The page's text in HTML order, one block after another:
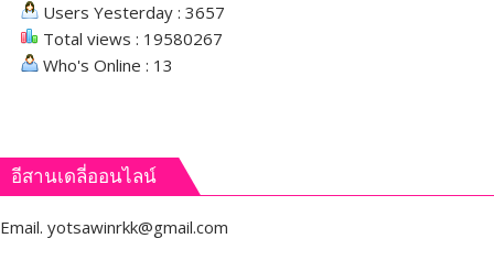
Users Yesterday : 3657
Total views : 19580267
Who's Online : 13
อีสานเดลี่ออนไลน์
Email. yotsawinrkk@gmail.com